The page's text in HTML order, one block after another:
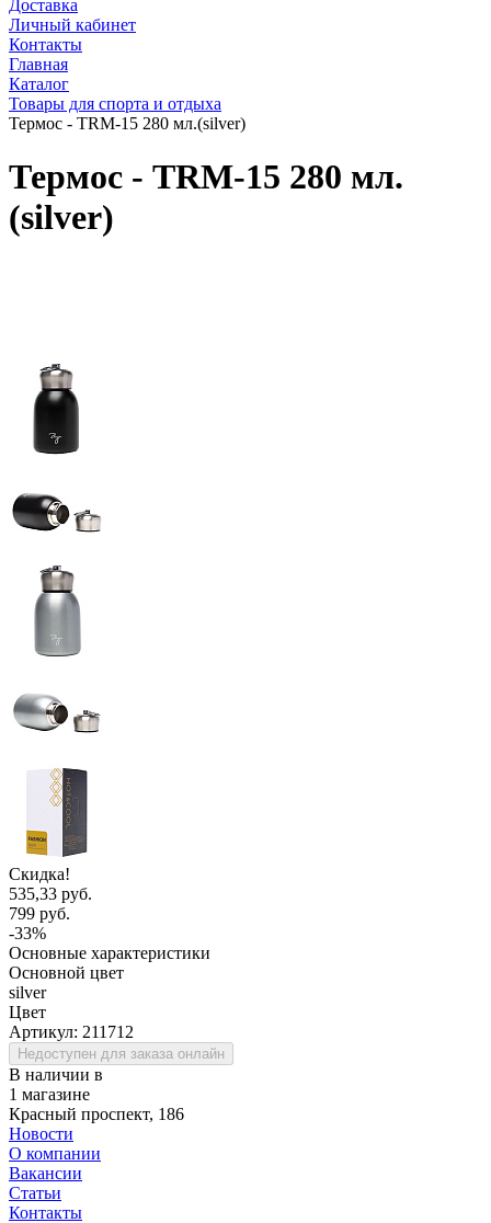
Доставка
Личный кабинет
Контакты
Главная
Каталог
Товары для спорта и отдыха
Термос - TRM-15 280 мл.(silver)
Термос - TRM-15 280 мл.
(silver)
Скидка!
535,33 руб.
799 руб.
-33%
Основные характеристики
Основной цвет
silver
Цвет
Артикул: 211712
Недоступен для заказа онлайн
В наличии в
1 магазине
Красный проспект, 186
Новости
О компании
Вакансии
Статьи
Контакты